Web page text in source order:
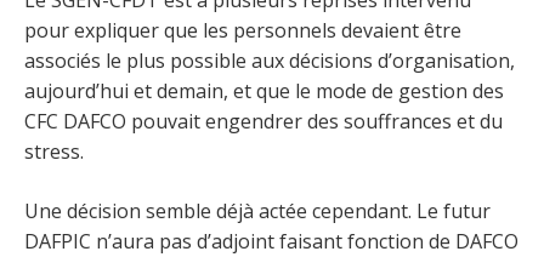
pour expliquer que les personnels devaient être
associés le plus possible aux décisions d’organisation,
aujourd’hui et demain, et que le mode de gestion des
CFC DAFCO pouvait engendrer des souffrances et du
stress.
Une décision semble déjà actée cependant. Le futur
DAFPIC n’aura pas d’adjoint faisant fonction de DAFCO